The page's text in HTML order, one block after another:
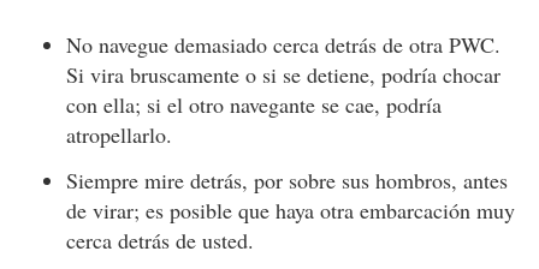
No navegue demasiado cerca detrás de otra PWC.
Si vira bruscamente o si se detiene, podría chocar
con ella; si el otro navegante se cae, podría
atropellarlo.
Siempre mire detrás, por sobre sus hombros, antes
de virar; es posible que haya otra embarcación muy
cerca detrás de usted.